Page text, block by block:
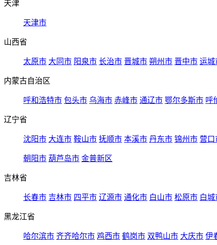
天津
天津市
山西省
太原市 大同市 阳泉市 长治市 晋城市 朔州市 晋中市 运城
内蒙古自治区
呼和浩特市 包头市 乌海市 赤峰市 通辽市 鄂尔多斯市 呼
辽宁省
沈阳市 大连市 鞍山市 抚顺市 本溪市 丹东市 锦州市 营口
朝阳市 葫芦岛市 金普新区
吉林省
长春市 吉林市 四平市 辽源市 通化市 白山市 松原市 白城
黑龙江省
哈尔滨市 齐齐哈尔市 鸡西市 鹤岗市 双鸭山市 大庆市 伊